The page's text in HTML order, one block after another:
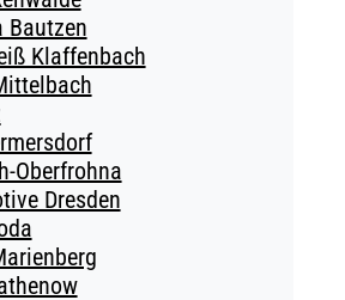
Bautzen
Klaffenbach
Oberfrohna
Dresden